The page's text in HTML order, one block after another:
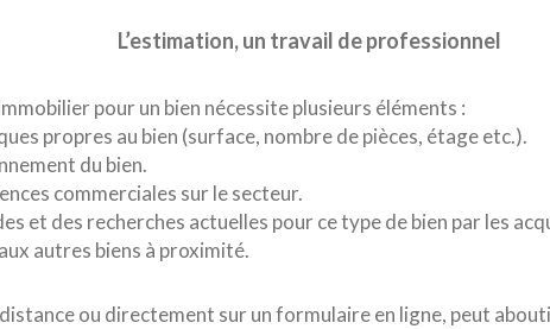
L’estimation, un travail de professionnel
pour un bien nécessite plusieurs éléments :
propres au bien (surface, nombre de pièces, étage etc.).
du bien.
commerciales sur le secteur.
et des recherches actuelles pour ce type de bien par les
autres biens à proximité.
ou directement sur un formulaire en ligne, peut